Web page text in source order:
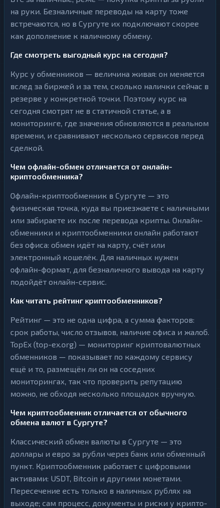
на руки. Безналичные переводы на карту тоже
встречаются, но в Сургуте их подключают скорее
как дополнение к наличному обмену.
Где смотреть выгодный курс на сегодня?
Курс у обменников — величина живая: он меняется
вслед за биржей и за тем, сколько налички сейчас в
резерве у конкретной точки. Поэтому курс на
сегодня смотрят не в статичной статье, а в
мониторинге, где значения обновляются в реальном
времени, и сравнивают несколько сервисов перед
сделкой.
Чем офлайн-обмен отличается от онлайн-
криптообменника?
Офлайн-криптообменник в Сургуте — это
физическая точка, куда вы приезжаете с наличными
или забираете их после перевода крипты. Онлайн-
обменники и криптообменники онлайн работают
без офиса: обмен идёт на карту, счёт или
электронный кошелёк. Для наличных нужен
офлайн-формат, для безналичного вывода на карту
подойдёт онлайн-сервис.
Как читать рейтинг криптообменников?
Рейтинг — это не одна цифра, а сумма факторов:
срок работы, число отзывов, наличие офиса и жалоб.
TopEx (top-ex.org) — мониторинг криптовалютных
обменников — показывает по каждому сервису
ещё и то, размещён ли он на соседних
мониторингах, так что проверить репутацию
можно, не обходя несколько площадок вручную.
Чем криптообменник отличается от обычного
обмена валют в Сургуте?
Классический обмен валюты в Сургуте — это
доллары и евро за рубли через банк или обменный
пункт. Криптообменник работает с цифровыми
активами: USDT, Bitcoin и другими монетами.
Пересечение есть только в наличных рублях на
выходе; сам процесс, документы и риски у крипто-